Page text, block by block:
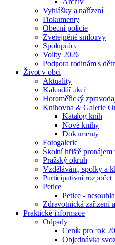
Archiv
Vyhlášky a nařízení
Dokumenty
Obecní policie
Zveřejněné smlouvy
Spolupráce
Volby 2026
Podpora rodinám s
Život v obci
Aktuality
Kalendář akcí
Horoměřický zpravodaj
Knihovna & Galerie
Katalog knih
Nové knihy
Dokumenty
Fotogalerie
Školní hřiště pronájem
Pražský okruh
Vzdělávání, spolky a
Participativní rozpočet
Petice
Petice -
Zdravotnická zařízení
Praktické informace
Odpady
Ceník pro rok
Objednávka